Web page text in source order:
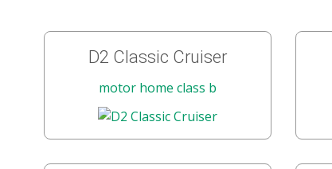
D2 Classic Cruiser
motor home class b